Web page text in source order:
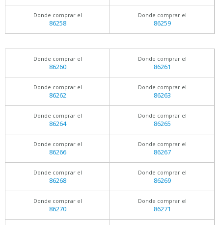
Donde comprar el
86258
Donde comprar el
86259
Donde comprar el
86260
Donde comprar el
86261
Donde comprar el
86262
Donde comprar el
86263
Donde comprar el
86264
Donde comprar el
86265
Donde comprar el
86266
Donde comprar el
86267
Donde comprar el
86268
Donde comprar el
86269
Donde comprar el
86270
Donde comprar el
86271